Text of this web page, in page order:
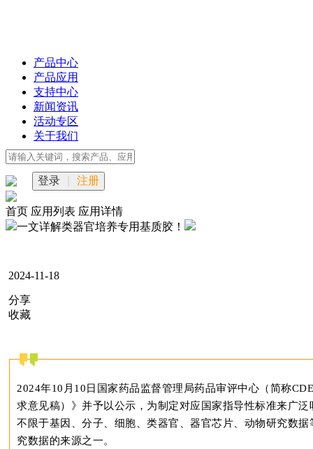
产品中心
产品应用
支持中心
新闻资讯
活动专区
关于我们
登录 注册
首页 应用列表 应用详情
一文详解类器官培养专用基质胶！
2024-11-18
分享
收藏
2024年10月10日国家药品监督管理局药品审评中心（简称
求意见稿）》并予以公示，为制定对应国家指导性标准来广
不限于基因、分子、细胞、类器官、器官芯片、动物研究数
究数据的来源之一。